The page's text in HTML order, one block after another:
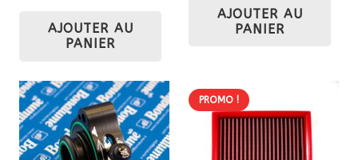
AJOUTER AU
PANIER
était :
93,00 €.
AJOUTER AU
PANIER
PROMO !